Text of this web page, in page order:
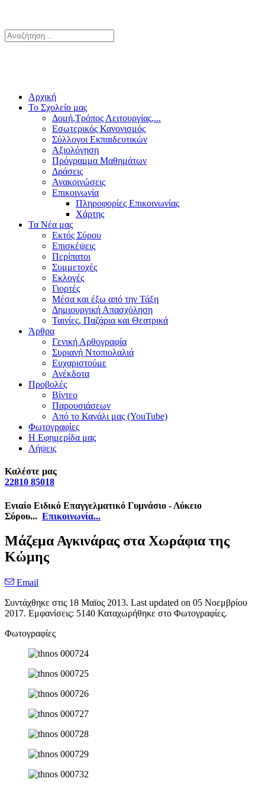
Αρχική
Το Σχολείο μας
Δομή,Τρόπος Λειτουργίας,...
Εσωτερικός Κανονισμός
Σύλλογοι Εκπαιδευτικών
Αξιολόγηση
Πρόγραμμα Μαθημάτων
Δράσεις
Ανακοινώσεις
Επικοινωνία
Πληροφορίες Επικοινωνίας
Χάρτης
Τα Νέα μας
Εκτός Σύρου
Επισκέψεις
Περίπατοι
Συμμετοχές
Εκλογές
Γιορτές
Μέσα και έξω από την Τάξη
Δημιουργική Απασχόληση
Ταινίες, Παζάρια και Θεατρικά
Άρθρα
Γενική Αρθογραφία
Συριανή Ντοπιολαλιά
Ευχαριστούμε
Ανέκδοτα
Προβολές
Βίντεο
Παρουσιάσεων
Από το Κανάλι μας (YouTube)
Φωτογραφίες
Η Εφημερίδα μας
Λήψεις
Καλέστε μας
22810 85018
Ενιαίο Ειδικό Επαγγελματικό Γυμνάσιο - Λύκειο
Σύρου... Επικοινωνία...
Μάζεμα Αγκινάρας στα Χωράφια της
Κώμης
Email
Συντάχθηκε στις 18 Μαϊος 2013. Last updated on 05 Νοεμβρίου
2017. Εμφανίσεις: 5140 Καταχωρήθηκε στο Φωτογραφίες.
Φωτογραφίες